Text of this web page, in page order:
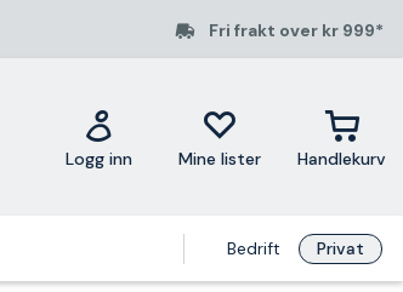
Fri frakt over kr 999*
Logg inn Mine lister Handlekurv
Bedrift Privat